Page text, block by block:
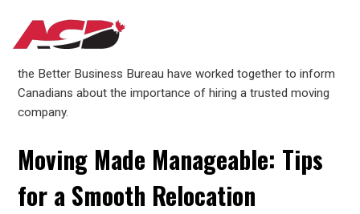
principal
NAVIGATION
the Better Business Bureau have worked together to inform
Canadians about the importance of hiring a trusted moving
company.
Moving Made Manageable: Tips
for a Smooth Relocation